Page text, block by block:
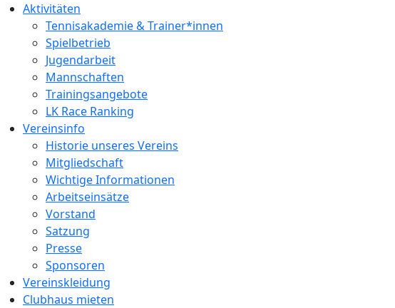
Aktivitäten
Tennisakademie & Trainer*innen
Spielbetrieb
Jugendarbeit
Mannschaften
Trainingsangebote
LK Race Ranking
Vereinsinfo
Historie unseres Vereins
Mitgliedschaft
Wichtige Informationen
Arbeitseinsätze
Vorstand
Satzung
Presse
Sponsoren
Vereinskleidung
Clubhaus mieten